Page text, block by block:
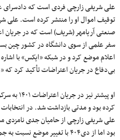
علی شریفی زارچی فردی است که دادسرای
توقیف اموال او را منتشر کرده است. علی
سفر علمی از سوی دانشگاه در کشور چین
اعلام موضع کرد و در شبکه «ایکس» با اشاره
بی‌دفاع در جریان اعتراضات تأکید کرد
او پیشتر
علی شریفی زارچی از حامیان جدی نامزدی
بود اما از دی۴۰۴ با تغییر